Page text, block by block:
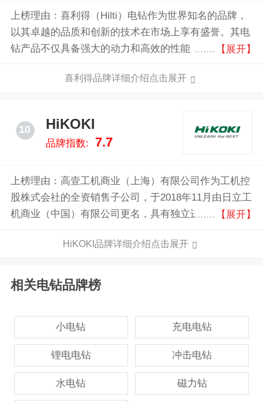
上榜理由：喜利得（Hilti）电钻作为世界知名的品牌，
以其卓越的品质和创新的技术在市场上享有盛誉。其电
钻产品不仅具备强大的动力和高效的性能，还采用了人
【展开】
喜利得品牌详细介绍点击展开
10 HiKOKI
品牌指数: 7.7
上榜理由：高壹工机商业（上海）有限公司作为工机控
股株式会社的全资销售子公司，于2018年11月由日立工
机商业（中国）有限公司更名，具有独立进出口权，承
售。目前，高壹工机产品线覆盖电动工具、引擎工具以
产品并拥有数千件技术专利。
【展开】
HiKOKI品牌详细介绍点击展开
相关电钻品牌榜
小电钻 充电电钻
锂电电钻 冲击电钻
水电钻 磁力钻